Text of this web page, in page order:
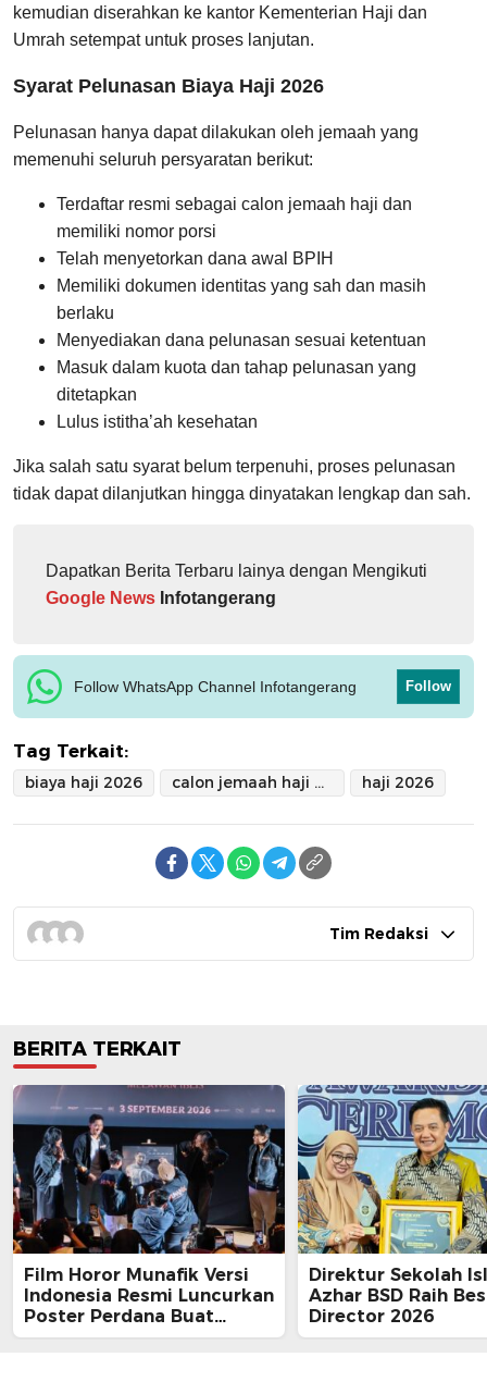
kemudian diserahkan ke kantor Kementerian Haji dan
Umrah setempat untuk proses lanjutan.
Syarat Pelunasan Biaya Haji 2026
Pelunasan hanya dapat dilakukan oleh jemaah yang
memenuhi seluruh persyaratan berikut:
Terdaftar resmi sebagai calon jemaah haji dan
memiliki nomor porsi
Telah menyetorkan dana awal BPIH
Memiliki dokumen identitas yang sah dan masih
berlaku
Menyediakan dana pelunasan sesuai ketentuan
Masuk dalam kuota dan tahap pelunasan yang
ditetapkan
Lulus istitha’ah kesehatan
Jika salah satu syarat belum terpenuhi, proses pelunasan
tidak dapat dilanjutkan hingga dinyatakan lengkap dan sah.
Dapatkan Berita Terbaru lainya dengan Mengikuti
Google News Infotangerang
Follow WhatsApp Channel Infotangerang Follow
Tag Terkait:
biaya haji 2026 calon jemaah haji asal banten haji 2026
Tim Redaksi
BERITA TERKAIT
Film Horor Munafik Versi
Indonesia Resmi Luncurkan
Poster Perdana Buat
Kesan Spiritual Religi
Direktur Sekolah
Azhar BSD Raih
Director 2026